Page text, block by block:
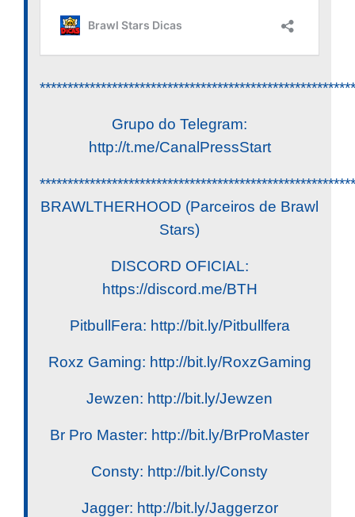
Grupo do Telegram:
http://t.me/CanalPressStart
BRAWLTHERHOOD (Parceiros de Brawl
Stars)
DISCORD OFICIAL:
https://discord.me/BTH
PitbullFera: http://bit.ly/Pitbullfera
Roxz Gaming: http://bit.ly/RoxzGaming
Jewzen: http://bit.ly/Jewzen
Br Pro Master: http://bit.ly/BrProMaster
Consty: http://bit.ly/Consty
Jagger: http://bit.ly/Jaggerzor